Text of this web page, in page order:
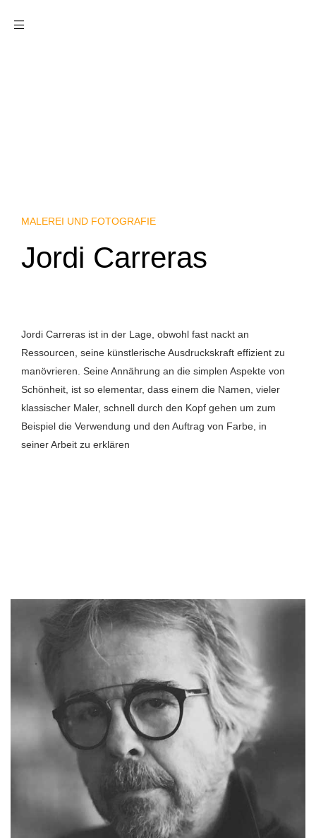
MALEREI UND FOTOGRAFIE
Jordi Carreras
Jordi Carreras ist in der Lage, obwohl fast nackt an
Ressourcen, seine künstlerische Ausdruckskraft effizient zu
manövrieren. Seine Annährung an die simplen Aspekte von
Schönheit, ist so elementar, dass einem die Namen, vieler
klassischer Maler, schnell durch den Kopf gehen um zum
Beispiel die Verwendung und den Auftrag von Farbe, in
seiner Arbeit zu erklären